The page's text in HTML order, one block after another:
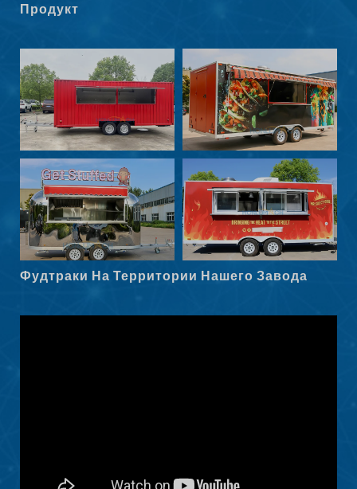
Продукт
Фудтраки На Территории Нашего Завода
Slovenščina
Latviešu valoda
Dansk
Hrvatski
Српски језик
Norsk nynorsk
Maori
Eesti
Български